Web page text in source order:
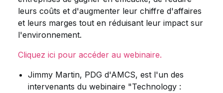
leurs coûts et d'augmenter leur chiffre d'affaires
et leurs marges tout en réduisant leur impact sur
l'environnement.
Cliquez ici pour accéder au webinaire.
Jimmy Martin, PDG d'AMCS, est l'un des
intervenants du webinaire "Technology :